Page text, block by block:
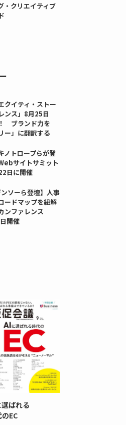
・クリエイティブ
クイティ・ストー
ンス」8月25日
ブランド力を
ー」に翻訳する
ノトロープらが登
サイトサミット
日に開催
ンソーら登壇】人事
ードマップを紐解
ンファレンス
開催
ばれる
EC